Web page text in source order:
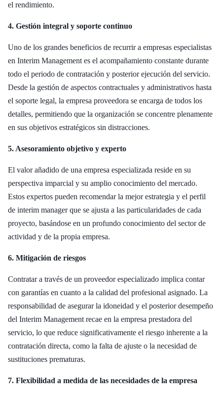
el rendimiento.
4. Gestión integral y soporte continuo
Uno de los grandes beneficios de recurrir a empresas especialistas
en Interim Management es el acompañamiento constante durante
todo el periodo de contratación y posterior ejecución del servicio.
Desde la gestión de aspectos contractuales y administrativos hasta
el soporte legal, la empresa proveedora se encarga de todos los
detalles, permitiendo que la organización se concentre plenamente
en sus objetivos estratégicos sin distracciones.
5. Asesoramiento objetivo y experto
El valor añadido de una empresa especializada reside en su
perspectiva imparcial y su amplio conocimiento del mercado.
Estos expertos pueden recomendar la mejor estrategia y el perfil
de interim manager que se ajusta a las particularidades de cada
proyecto, basándose en un profundo conocimiento del sector de
actividad y de la propia empresa.
6. Mitigación de riesgos
Contratar a través de un proveedor especializado implica contar
con garantías en cuanto a la calidad del profesional asignado. La
responsabilidad de asegurar la idoneidad y el posterior desempeño
del Interim Management recae en la empresa prestadora del
servicio, lo que reduce significativamente el riesgo inherente a la
contratación directa, como la falta de ajuste o la necesidad de
sustituciones prematuras.
7. Flexibilidad a medida de las necesidades de la empresa